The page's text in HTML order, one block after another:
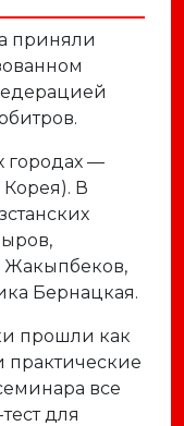
приняли
городах —
В
Бернацкая.
прошли как
практические
все
для